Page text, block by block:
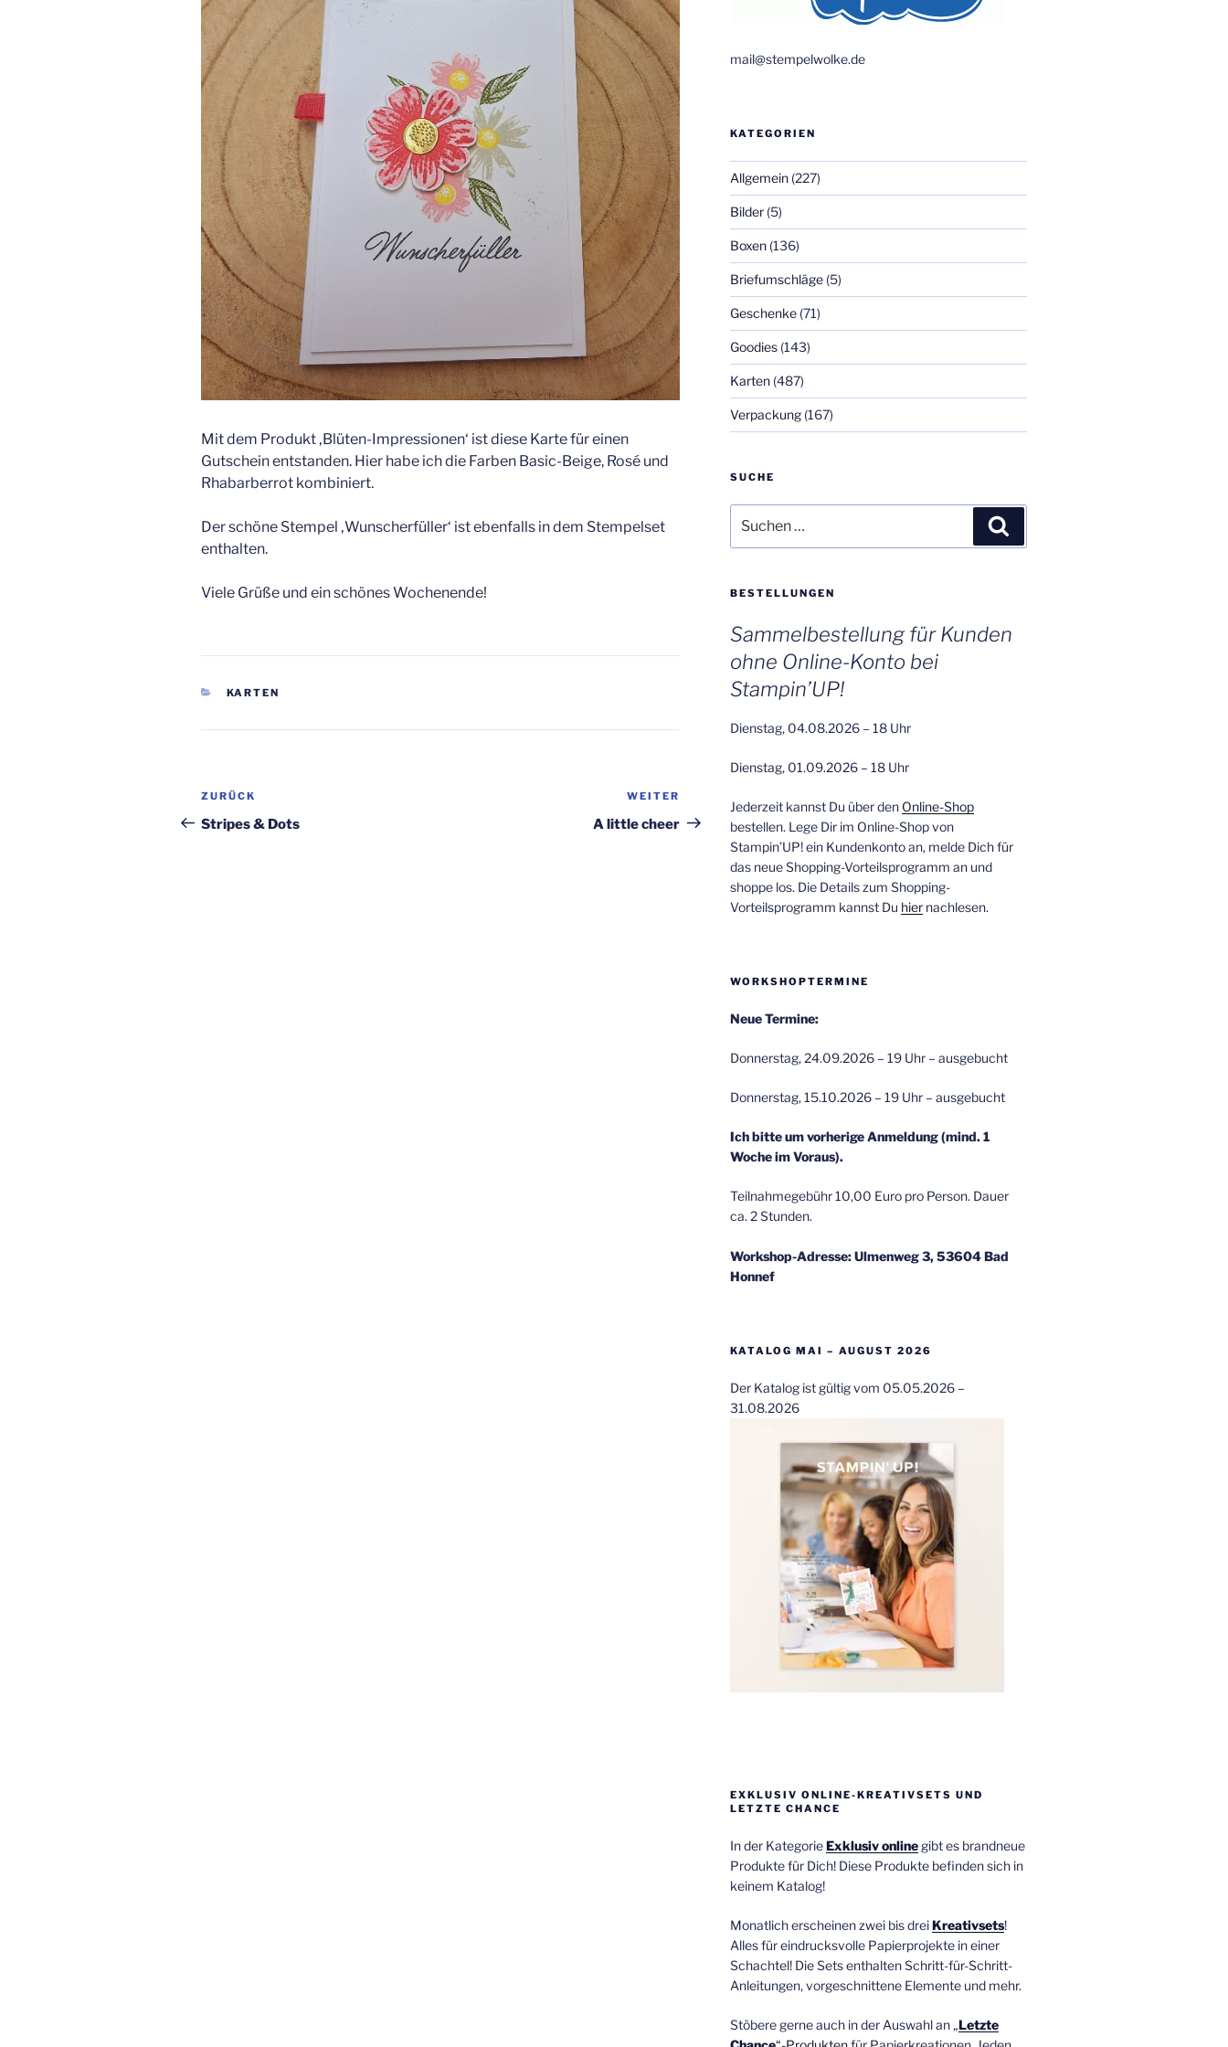
Mit dem Produkt ‚Blüten-Impressionen‘ ist diese Karte für einen
Gutschein entstanden. Hier habe ich die Farben Basic-Beige, Rosé und
Rhabarberrot kombiniert.
Der schöne Stempel ‚Wunscherfüller‘ ist ebenfalls in dem Stempelset
enthalten.
Viele Grüße und ein schönes Wochenende!
KATEGORIEN
KARTEN
Beitragsnavigation
Vorheriger
Beitrag
ZURÜCK
Stripes & Dots
Nächster
Beitrag
WEITER
A little cheer
mail@stempelwolke.de
KATEGORIEN
Allgemein(227)
Bilder(5)
Boxen(136)
Briefumschläge(5)
Geschenke(71)
Goodies(143)
Karten(487)
Verpackung(167)
SUCHE
nach:
BESTELLUNGEN
Sammelbestellung für Kunden
ohne Online-Konto bei
Stampin’UP!
Dienstag, 04.08.2026 – 18 Uhr
Dienstag, 01.09.2026 – 18 Uhr
Jederzeit kannst Du über den Online-Shop
bestellen. Lege Dir im Online-Shop von
Stampin’UP! ein Kundenkonto an, melde Dich für
das neue Shopping-Vorteilsprogramm an und
shoppe los. Die Details zum Shopping-
Vorteilsprogramm kannst Du hiernachlesen.
WORKSHOPTERMINE
Neue Termine:
Donnerstag, 24.09.2026 – 19 Uhr – ausgebucht
Donnerstag, 15.10.2026 – 19 Uhr – ausgebucht
Ich bitte um vorherige Anmeldung (mind. 1
Woche im Voraus).
Teilnahmegebühr 10,00 Euro pro Person. Dauer
ca. 2 Stunden.
Workshop-Adresse: Ulmenweg 3, 53604 Bad
Honnef
KATALOG MAI – AUGUST 2026
Der Katalog ist gültig vom 05.05.2026 –
31.08.2026
EXKLUSIV ONLINE-KREATIVSETS UND
LETZTE CHANCE
In der KategorieExklusiv onlinegibt es brandneue
Produkte für Dich! Diese Produkte befinden sich in
keinem Katalog!
Monatlich erscheinen zwei bis drei Kreativsets!
Alles für eindrucksvolle Papierprojekte in einer
Schachtel! Die Sets enthalten Schritt-für-Schritt-
Anleitungen, vorgeschnittene Elemente und mehr.
Stöbere gerne auch in der Auswahl an „Letzte